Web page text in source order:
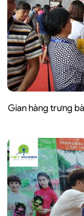
Gian hàng trưng